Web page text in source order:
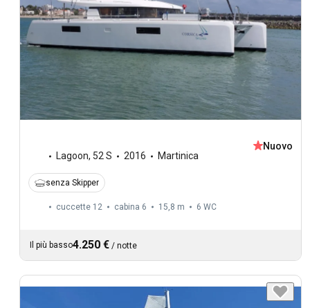
Lagoon, 52 S 2016 Martinica
Nuovo
senza Skipper
cuccette 12 cabina 6 15,8 m 6 WC
Il più basso4.250 € / notte